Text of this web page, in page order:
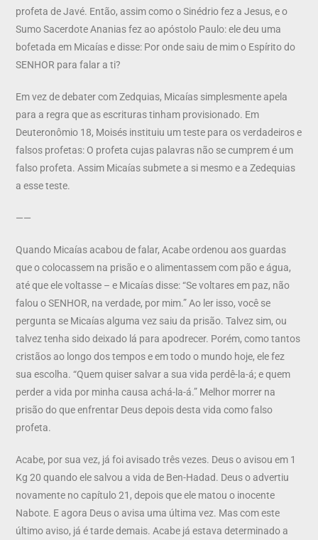
profeta de Javé. Então, assim como o Sinédrio fez a Jesus, e o
Sumo Sacerdote Ananias fez ao apóstolo Paulo: ele deu uma
bofetada em Micaías e disse: Por onde saiu de mim o Espírito do
SENHOR para falar a ti?
Em vez de debater com Zedquias, Micaías simplesmente apela
para a regra que as escrituras tinham provisionado. Em
Deuteronômio 18, Moisés instituiu um teste para os verdadeiros e
falsos profetas: O profeta cujas palavras não se cumprem é um
falso profeta. Assim Micaías submete a si mesmo e a Zedequias
a esse teste.
——
Quando Micaías acabou de falar, Acabe ordenou aos guardas
que o colocassem na prisão e o alimentassem com pão e água,
até que ele voltasse – e Micaías disse: “Se voltares em paz, não
falou o SENHOR, na verdade, por mim.” Ao ler isso, você se
pergunta se Micaías alguma vez saiu da prisão. Talvez sim, ou
talvez tenha sido deixado lá para apodrecer. Porém, como tantos
cristãos ao longo dos tempos e em todo o mundo hoje, ele fez
sua escolha. “Quem quiser salvar a sua vida perdê-la-á; e quem
perder a vida por minha causa achá-la-á.” Melhor morrer na
prisão do que enfrentar Deus depois desta vida como falso
profeta.
Acabe, por sua vez, já foi avisado três vezes. Deus o avisou em 1
Kg 20 quando ele salvou a vida de Ben-Hadad. Deus o advertiu
novamente no capítulo 21, depois que ele matou o inocente
Nabote. E agora Deus o avisa uma última vez. Mas com este
último aviso, já é tarde demais. Acabe já estava determinado a